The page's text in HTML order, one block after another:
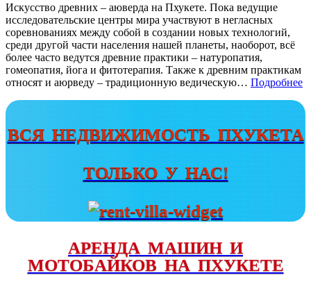
Искусство древних – аюверда на Пхукете. Пока ведущие
исследовательские центры мира участвуют в негласных
соревнованиях между собой в создании новых технологий,
среди другой части населения нашей планеты, наоборот, всё
более часто ведутся древние практики – натуропатия,
гомеопатия, йога и фитотерапия. Также к древним практикам
относят и аюрведу – традиционную ведическую… Подробнее
ВСЯ НЕДВИЖИМОСТЬ ПХУКЕТА
ТОЛЬКО У НАС!
АРЕНДА МАШИН И
МОТОБАЙКОВ НА ПХУКЕТЕ